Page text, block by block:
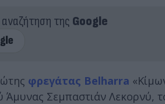
της Google
φρεγάτας Belharra
Σεμπαστιάν Λεκορνύ,